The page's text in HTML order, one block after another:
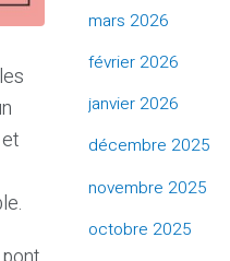
mars 2026
février 2026
janvier 2026
décembre 2025
novembre 2025
octobre 2025